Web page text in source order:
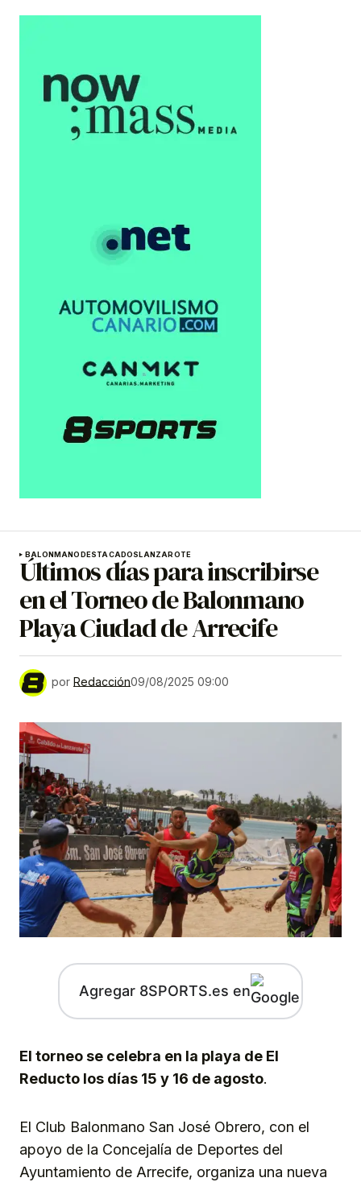
BALONMANODESTACADOSLANZAROTE
Últimos días para inscribirse
en el Torneo de Balonmano
Playa Ciudad de Arrecife
por Redacción09/08/2025 09:00
Agregar 8SPORTS.es en
El torneo se celebra en la playa de El
Reducto los días 15 y 16 de agosto.
El Club Balonmano San José Obrero, con el
apoyo de la Concejalía de Deportes del
Ayuntamiento de Arrecife, organiza una nueva